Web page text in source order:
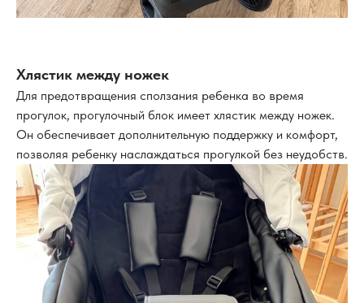
Хлястик между ножек
Для предотвращения сползания ребенка во время
прогулок, прогулочный блок имеет хлястик между ножек.
Он обеспечивает дополнительную поддержку и комфорт,
позволяя ребенку наслаждаться прогулкой без неудобств.